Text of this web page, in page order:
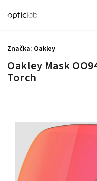
Oakley Mask
Torch
Značka: Oakley